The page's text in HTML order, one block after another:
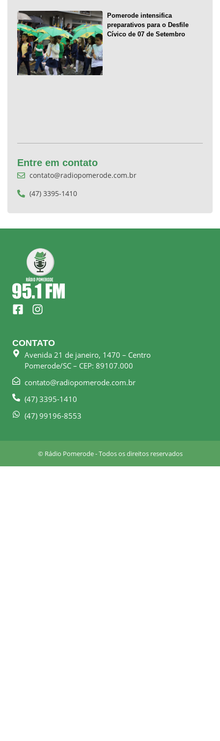
Pomerode intensifica
preparativos para o Desfile
Cívico de 07 de Setembro
Entre em contato
contato@radiopomerode.com.br
(47) 3395-1410
F
a
e
b
o
k
s
q
a
I
n
t
a
g
r
a
m
CONTATO
Avenida 21 de janeiro, 1470 – Centro
Pomerode/SC – CEP: 89107.000
contato@radiopomerode.com.br
(47) 3395-1410
(47) 99196-8553
© Rádio Pomerode - Todos os direitos reservados